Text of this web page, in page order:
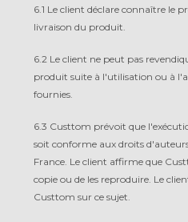
6.1 Le client déclare connaître le
livraison du produit.
6.2 Le client ne peut pas
produit suite à l'utilisation ou à
fournies.
6.3 Custtom prévoit que
soit conforme aux droits
France. Le client affirme que
copie ou de les reproduire. Le
Custtom sur ce sujet.